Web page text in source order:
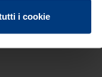
i cookie